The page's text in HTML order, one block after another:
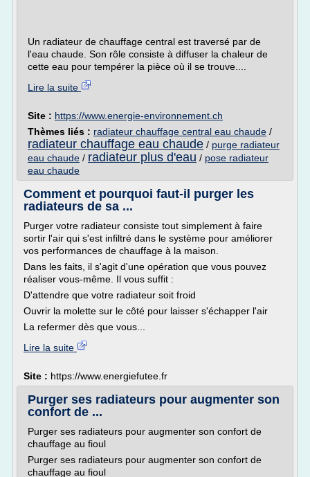
Un radiateur de chauffage central est traversé par de
l'eau chaude. Son rôle consiste à diffuser la chaleur de
cette eau pour tempérer la pièce où il se trouve....
Lire la suite
Site : https://www.energie-environnement.ch
Thèmes liés : radiateur chauffage central eau chaude /
radiateur chauffage eau chaude / purge radiateur
eau chaude / radiateur plus d'eau / pose radiateur
eau chaude
Comment et pourquoi faut-il purger les
radiateurs de sa ...
Purger votre radiateur consiste tout simplement à faire
sortir l'air qui s'est infiltré dans le système pour améliorer
vos performances de chauffage à la maison.
Dans les faits, il s'agit d'une opération que vous pouvez
réaliser vous-même. Il vous suffit :
D'attendre que votre radiateur soit froid
Ouvrir la molette sur le côté pour laisser s'échapper l'air
La refermer dès que vous...
Lire la suite
Site : https://www.energiefutee.fr
Purger ses radiateurs pour augmenter son
confort de ...
Purger ses radiateurs pour augmenter son confort de
chauffage au fioul
Purger ses radiateurs pour augmenter son confort de
chauffage au fioul